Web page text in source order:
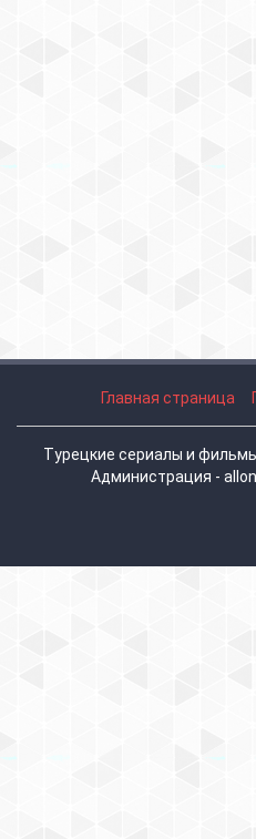
Главная страница
Турецкие сериалы и
Администрация -